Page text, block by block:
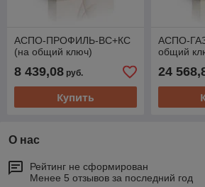
АСПО-ПРОФИЛЬ-ВС+КС
(на общий ключ)
8 439,08 руб.
Купить
АСПО-
общий
24
О нас
Рейтинг не сформирован
Менее 5 отзывов за последний год